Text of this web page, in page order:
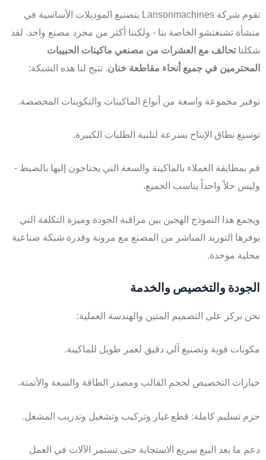
تقوم شركة Lansonmachines بتصنيع الموديلات الأساسية في
منشأة تشنغتشو الخاصة بنا - ولكننا أكثر من مجرد مصنع واحد. لقد
شكلناتحالف مع العشرات من مصنعي ماكينات الحبيبات
المحترمين في جميع أنحاء مقاطعة خنان . تتيح لنا هذه الشبكة:
توفير مجموعة واسعة من أنواع الماكينات والتكوينات المخصصة.
توسيع نطاق الإنتاج بسرعة لتلبية الطلبات الكبيرة.
قم بمطابقة العملاء بالماكينة والسعة التي يحتاجون إليها بالضبط -
وليس حلاً واحداً يناسب الجميع.
ويجمع هذا النموذج الهجين بين مراقبة الجودة وميزة التكلفة التي
يوفرها التوريد المباشر من المصنع مع مرونة وقدرة شبكة صناعية
محلية موحدة.
الجودة والتخصيص والخدمة
نحن نركز على التصميم المتين والهندسة العملية:
مكونات قوية وتصنيع آلي دقيق لعمر طويل للماكينة.
خيارات التخصيص لحجم القالب ومصدر الطاقة والسعة والأتمتة.
حزم تسليم كاملة: قطع غيار وتركيب وتشغيل وتدريب المشغل.
دعم ما بعد البيع سريع الاستجابة حتى تستمر الآلات في العمل